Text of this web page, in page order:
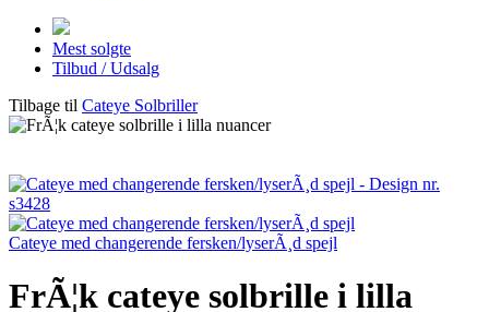
Mest solgte
Tilbud / Udsalg
Tilbage til Cateye Solbriller
Cateye med changerende fersken/lyserÃ¸d spejl
FrÃ¦k cateye solbrille i lilla